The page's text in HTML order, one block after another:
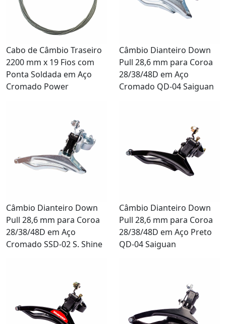
Cabo de Câmbio Traseiro
2200 mm x 19 Fios com
Ponta Soldada em Aço
Cromado Power
Câmbio Dianteiro Down
Pull 28,6 mm para Coroa
28/38/48D em Aço
Cromado QD-04 Saiguan
Câmbio Dianteiro Down
Pull 28,6 mm para Coroa
28/38/48D em Aço
Cromado SSD-02 S. Shine
Câmbio Dianteiro Down
Pull 28,6 mm para Coroa
28/38/48D em Aço Preto
QD-04 Saiguan